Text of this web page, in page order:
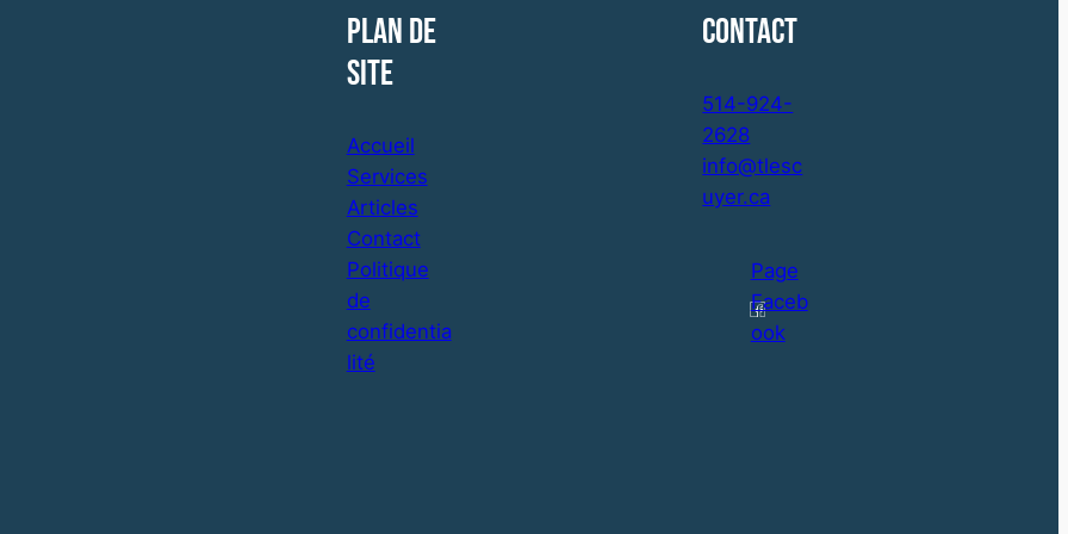
Plan de
site
Accueil
Services
Articles
Contact
Politique
de
confidentia
lité
Contact
514-924-
2628
info@tlesc
uyer.ca
Page
Faceb
ook